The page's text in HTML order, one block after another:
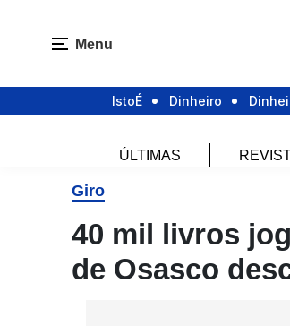
Menu
IstoÉ Dinheiro
ÚLTIMAS
Giro
40 mil livros
de Osasco